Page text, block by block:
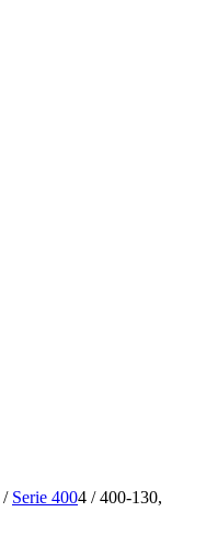
/ Serie 4004 / 400-130,